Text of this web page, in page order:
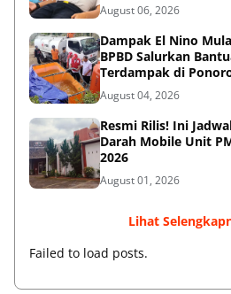
ke-81
August 06, 2026
Dampak El Nino
BPBD Salurkan
Terdampak di
August 04, 2026
Resmi Rilis! Ini
Darah Mobile Unit
2026
August 01, 2026
Lihat
Failed to load posts.